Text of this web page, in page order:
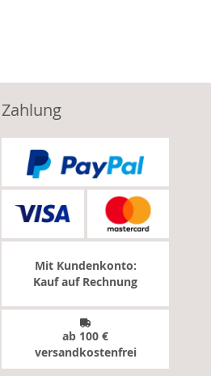
Zahlung
Mit Kundenkonto:
Kauf auf Rechnung
ab 100 €
versandkostenfrei